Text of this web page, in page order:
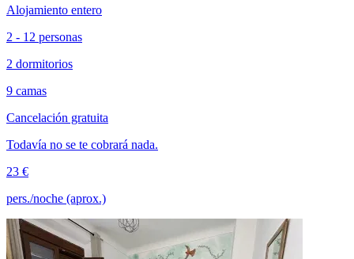
Alojamiento entero
2 - 12 personas
2 dormitorios
9 camas
Cancelación gratuita
Todavía no se te cobrará nada.
23 €
pers./noche (aprox.)